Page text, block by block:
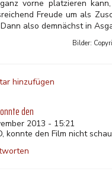
vorne platzieren
Freude um als
also demnächst in
Bilder:
hinzufügen
den
2013 - 15:21
konnte den Film nicht